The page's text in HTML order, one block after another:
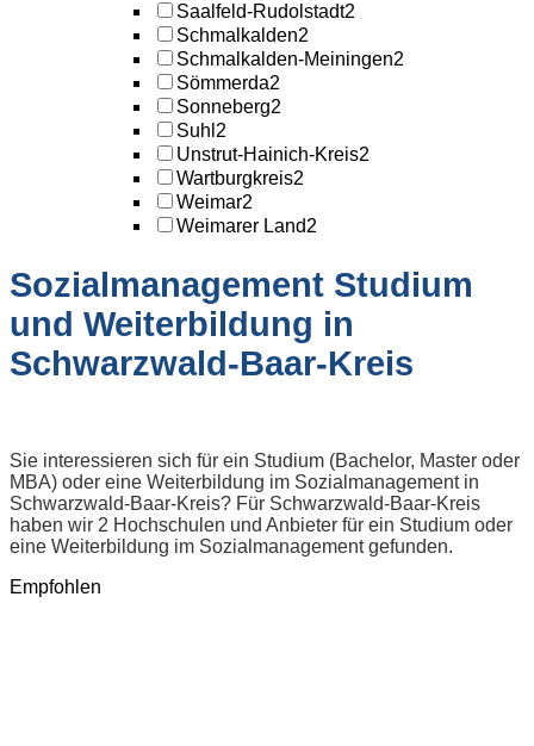
Saalfeld-Rudolstadt2
Schmalkalden2
Schmalkalden-Meiningen2
Sömmerda2
Sonneberg2
Suhl 2
Unstrut-Hainich-Kreis2
Wartburgkreis2
Weimar2
Weimarer Land2
Sozialmanagement Studium
und Weiterbildung in
Schwarzwald-Baar-Kreis
Sie interessieren sich für ein Studium (Bachelor, Master oder
MBA) oder eine Weiterbildung im Sozialmanagement in
Schwarzwald-Baar-Kreis? Für Schwarzwald-Baar-Kreis
haben wir 2 Hochschulen und Anbieter für ein Studium oder
eine Weiterbildung im Sozialmanagement gefunden.
Empfohlen